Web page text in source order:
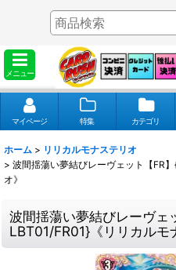
メニュー
マイページ 特集 カテゴリ
ホーム > リリカルモナステリオ
> 波間揺蕩い夢結びレーヴェット【FR
オ》
波間揺蕩い夢結びレーヴェ
LBT01/FR01}《リリカルモ